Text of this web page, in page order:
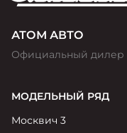
АТОМ АВТО
Официальный дилер
МОДЕЛЬНЫЙ РЯД
Москвич 3